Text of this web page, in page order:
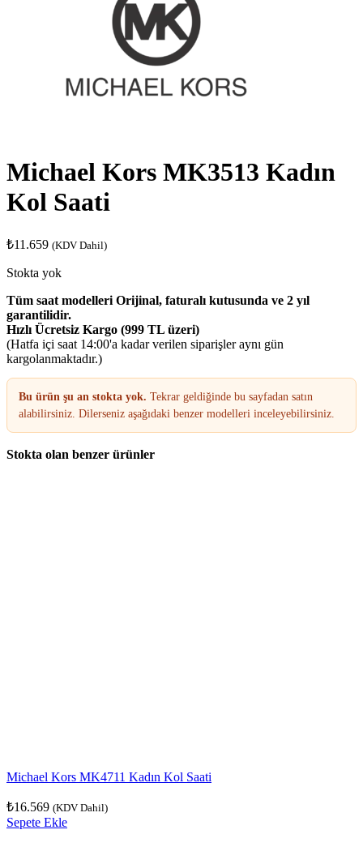
Michael Kors MK3513 Kadın
Kol Saati
₺11.659 (KDV Dahil)
Stokta yok
Tüm saat modelleri Orijinal, faturalı kutusunda ve 2 yıl
garantilidir.
Hızlı Ücretsiz Kargo (999 TL üzeri)
(Hatfa içi saat 14:00'a kadar verilen siparişler aynı gün
kargolanmaktadır.)
Bu ürün şu an stokta yok. Tekrar geldiğinde bu sayfadan satın
alabilirsiniz. Dilerseniz aşağıdaki benzer modelleri inceleyebilirsiniz.
Stokta olan benzer ürünler
Michael Kors MK4711 Kadın Kol Saati
₺16.569 (KDV Dahil)
Sepete Ekle